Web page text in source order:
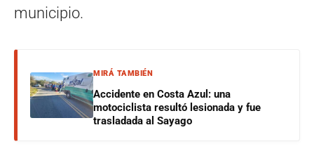
municipio.
MIRÁ TAMBIÉN
Accidente en Costa Azul: una
motociclista resultó lesionada y fue
trasladada al Sayago